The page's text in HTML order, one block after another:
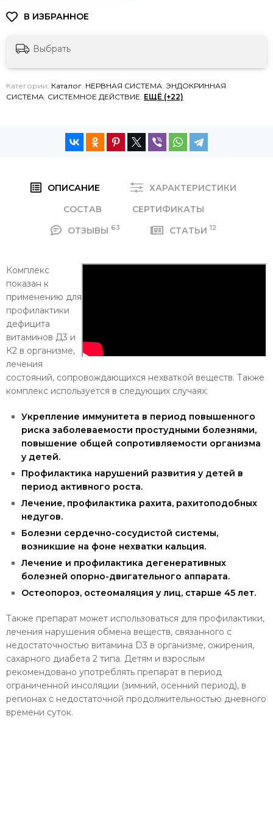
Выбрать
Категории: Каталог НЕРВНАЯ СИСТЕМА ЭНДОКРИННАЯ
СИСТЕМА СИСТЕМНОЕ ДЕЙСТВИЕ ЕЩЁ (+22)
ОПИСАНИЕ
ХАРАКТЕРИСТИКИ
СОСТАВ
СЕРТИФИКАТЫ
ОТЗЫВЫ 63 СТАТЬИ 12
Комплекс
показан к
применению для
профилактики
дефицита
витаминов Д3 и
К2 в организме,
лечения
состояний, сопровождающихся нехваткой веществ. Также
комплекс используется в следующих случаях:
Укрепление иммунитета в период повышенного
риска заболеваемости простудными болезнями,
повышение общей сопротивляемости организма
у детей.
Профилактика нарушений развития у детей в
период активного роста.
Лечение, профилактика рахита, рахитоподобных
недугов.
Болезни сердечно-сосудистой системы,
возникшие на фоне нехватки кальция.
Лечение и профилактика дегенеративных
болезней опорно-двигательного аппарата.
Остеопороз, остеомаляция у лиц, старше 45 лет.
Также препарат может использоваться для профилактики,
лечения нарушения обмена веществ, связанного с
недостаточностью витамина D3 в организме, ожирения,
сахарного диабета 2 типа. Детям и взрослым
рекомендовано употреблять препарат в период
ограниченной инсоляции (зимний, осенний период), в
регионах с недостаточной продолжительностью дневного
времени суток.